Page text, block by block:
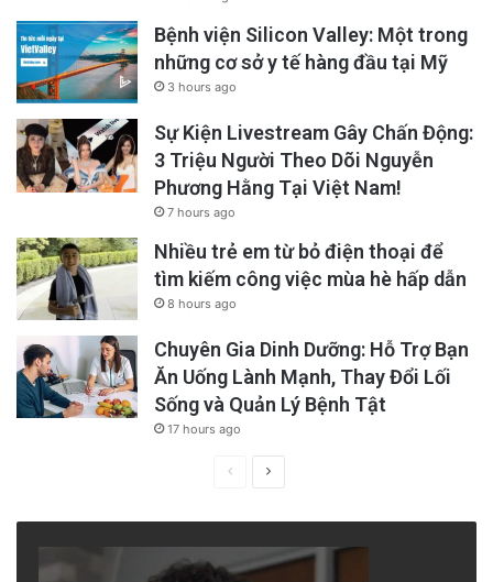
Bệnh viện Silicon Valley: Một trong
những cơ sở y tế hàng đầu tại Mỹ
3 hours ago
Sự Kiện Livestream Gây Chấn Động:
3 Triệu Người Theo Dõi Nguyễn
Phương Hằng Tại Việt Nam!
7 hours ago
Nhiều trẻ em từ bỏ điện thoại để
tìm kiếm công việc mùa hè hấp dẫn
8 hours ago
Chuyên Gia Dinh Dưỡng: Hỗ Trợ Bạn
Ăn Uống Lành Mạnh, Thay Đổi Lối
Sống và Quản Lý Bệnh Tật
17 hours ago
PreviousNext